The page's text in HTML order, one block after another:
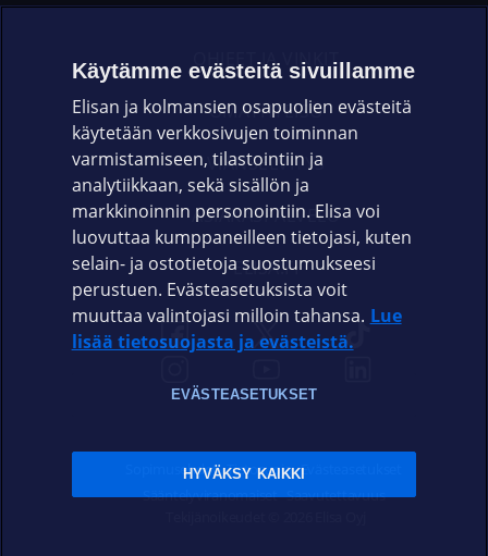
OHJEET JA VINKIT
OMAYHTEISÖ
VIANSELVITYS
ASIAKASPALVELU
ELISA.FI
Sopimusehdot Tietosuoja Evästeasetukset
Sääntelyviranomaiset Saavutettavuus
Käytämme evästeitä sivuillamme
Elisan ja kolmansien osapuolien evästeitä
käytetään verkkosivujen toiminnan
varmistamiseen, tilastointiin ja
analytiikkaan, sekä sisällön ja
markkinoinnin personointiin. Elisa voi
luovuttaa kumppaneilleen tietojasi, kuten
selain- ja ostotietoja suostumukseesi
perustuen. Evästeasetuksista voit
muuttaa valintojasi milloin tahansa. Lue
lisää tietosuojasta ja evästeistä.
EVÄSTEASETUKSET
HYVÄKSY KAIKKI